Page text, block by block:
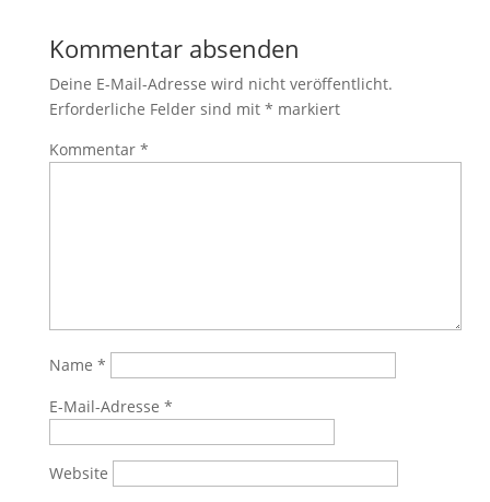
Kommentar absenden
Deine E-Mail-Adresse wird nicht veröffentlicht.
Erforderliche Felder sind mit * markiert
Kommentar *
Name *
E-Mail-Adresse *
Website